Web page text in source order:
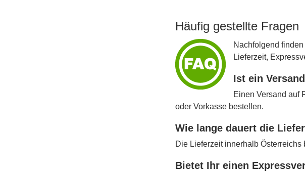
Häufig gestellte Fragen
Nachfolgend
Lieferzeit,
Ist ein
Einen Versand auf
oder Vorkasse bestellen.
Wie lange dauert die
Die Lieferzeit innerhalb
Bietet Ihr einen